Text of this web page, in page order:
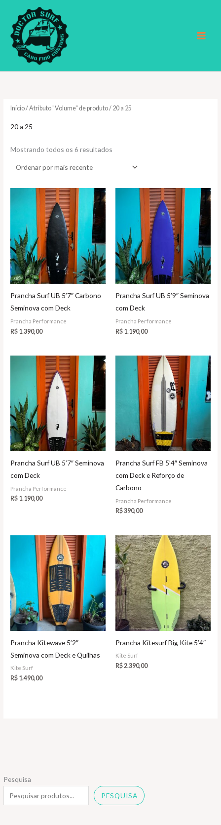
conteúdo
Pesquisa
PESQUISA
Início/ Atributo "Volume" de produto / 20 a 25
20 a 25
Mostrando todos os 6 resultados
recente
Prancha Surf UB 5’7″ Carbono
Seminova com Deck
Prancha Performance
R$ 1.390,00
Prancha Surf UB 5’9″ Seminova
com Deck
Prancha Performance
R$ 1.190,00
Prancha Surf UB 5’7″ Seminova
com Deck
Prancha Performance
R$ 1.190,00
Prancha Surf FB 5’4″ Seminova
com Deck e Reforço de
Carbono
Prancha Performance
R$390,00
Prancha Kitewave 5’2″
Seminova com Deck e Quilhas
Kite Surf
R$ 1.490,00
Prancha Kitesurf Big Kite 5’4″
Kite Surf
R$2.390,00